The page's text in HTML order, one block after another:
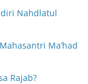
Nahdlatul
Ma’had
Rajab?